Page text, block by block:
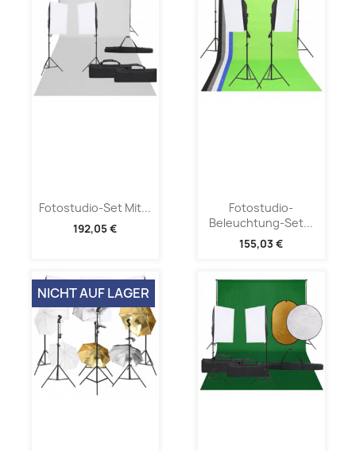
Fotostudio-Set Mit...
192,05 €
Fotostudio-
Beleuchtung-Set...
155,03 €
NICHT AUF LAGER